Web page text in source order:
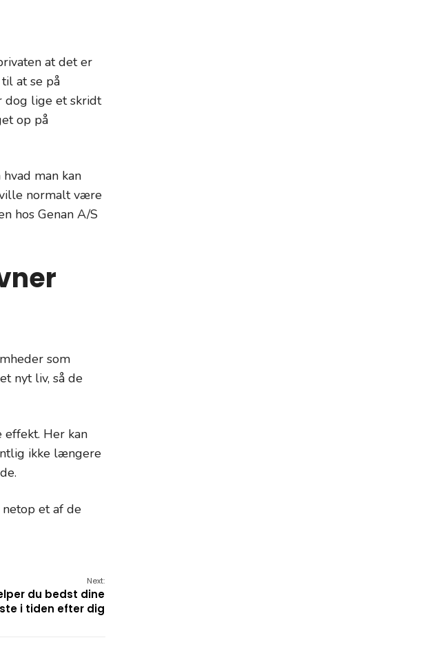
at det er
at se på
dog lige et skridt
op på
man kan
normalt være
hos Genan A/S
som
nyt liv, så de
effekt. Her kan
ikke længere
et af de
Next:
du bedst dine
i tiden efter dig